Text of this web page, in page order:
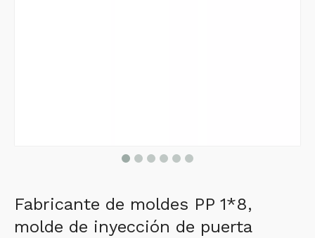
Fabricante de moldes PP 1*8,
molde de inyección de puerta